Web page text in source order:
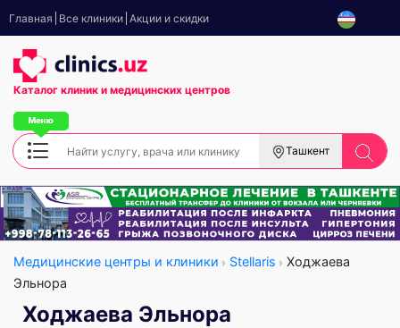
Главная Все клиники Акции и скидки
Каталог клиник и медицинских центров
Ташкент
Медицинские центры и клиники Stellaris
Ходжаева
Эльнора
Ходжаева Эльнора